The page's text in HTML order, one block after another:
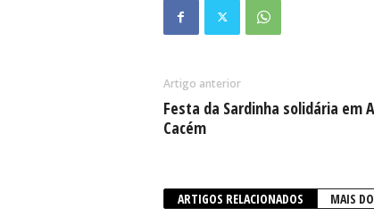
Artigo anterior
Festa da Sardinha solidária em
Cacém
ARTIGOS RELACIONADOS MAIS